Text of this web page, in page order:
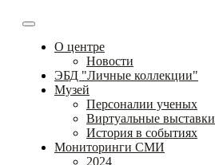
О центре
Новости
ЭБД "Личные коллекции"
Музей
Персоналии ученых
Виртуальные выставки
История в событиях
Мониторинги СМИ
2024